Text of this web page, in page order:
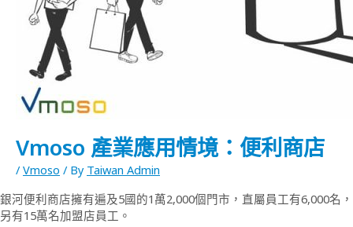
Vmoso 產業應用情境：便利商店
/Vmoso / By Taiwan Admin
銀河便利商店擁有遍及5國的1萬2,000個門市，直屬員工有6,000名，
另有15萬名加盟店員工。